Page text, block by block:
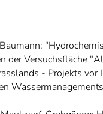
der Versuchsfläche
- Projekts vor